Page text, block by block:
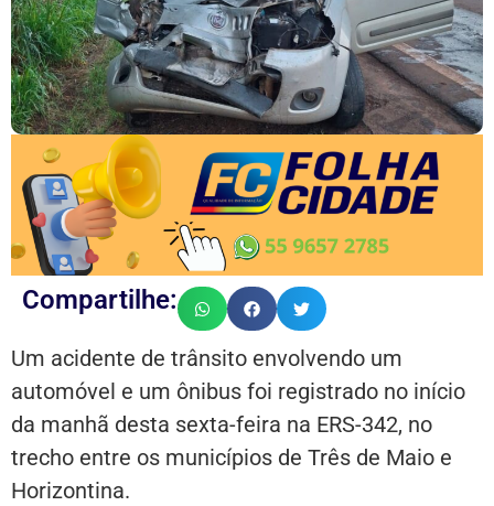
Compartilhe:
Um acidente de trânsito envolvendo um
automóvel e um ônibus foi registrado no início
da manhã desta sexta-feira na ERS-342, no
trecho entre os municípios de Três de Maio e
Horizontina.